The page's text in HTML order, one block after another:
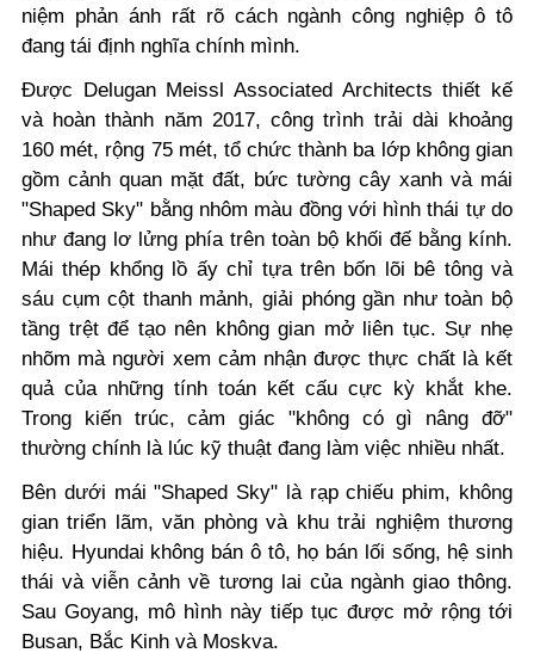
niệm phản ánh rất rõ cách ngành công nghiệp ô tô
đang tái định nghĩa chính mình.
Được Delugan Meissl Associated Architects thiết kế
và hoàn thành năm 2017, công trình trải dài khoảng
160 mét, rộng 75 mét, tổ chức thành ba lớp không gian
gồm cảnh quan mặt đất, bức tường cây xanh và mái
"Shaped Sky" bằng nhôm màu đồng với hình thái tự do
như đang lơ lửng phía trên toàn bộ khối đế bằng kính.
Mái thép khổng lồ ấy chỉ tựa trên bốn lõi bê tông và
sáu cụm cột thanh mảnh, giải phóng gần như toàn bộ
tầng trệt để tạo nên không gian mở liên tục. Sự nhẹ
nhõm mà người xem cảm nhận được thực chất là kết
quả của những tính toán kết cấu cực kỳ khắt khe.
Trong kiến trúc, cảm giác "không có gì nâng đỡ"
thường chính là lúc kỹ thuật đang làm việc nhiều nhất.
Bên dưới mái "Shaped Sky" là rạp chiếu phim, không
gian triển lãm, văn phòng và khu trải nghiệm thương
hiệu. Hyundai không bán ô tô, họ bán lối sống, hệ sinh
thái và viễn cảnh về tương lai của ngành giao thông.
Sau Goyang, mô hình này tiếp tục được mở rộng tới
Busan, Bắc Kinh và Moskva.